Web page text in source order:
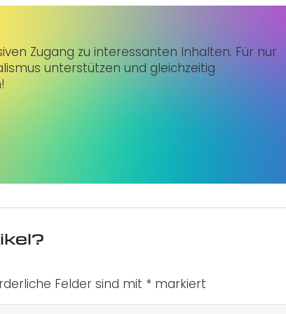
Zugang zu interessanten Inhalten. Für nur
unterstützen und gleichzeitig
Felder sind mit * markiert